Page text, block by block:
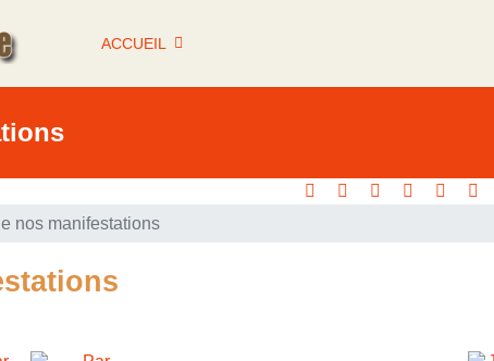
ACCUEIL
nos manifestations